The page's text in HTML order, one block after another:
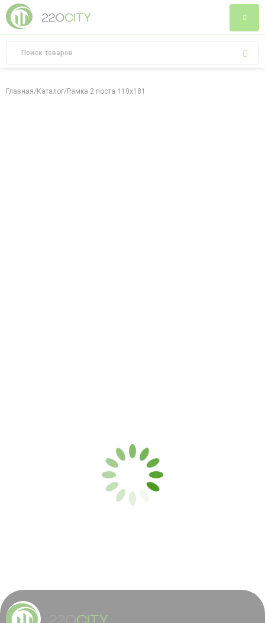
Главная/Каталог/Рамка 2 поста 110х181